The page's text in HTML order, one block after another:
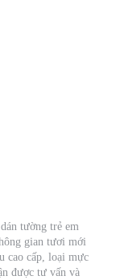
tường trẻ em
gian tươi mới
cao cấp, loại mực
được tư vấn và